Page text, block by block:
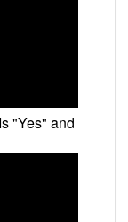
"Yes" and